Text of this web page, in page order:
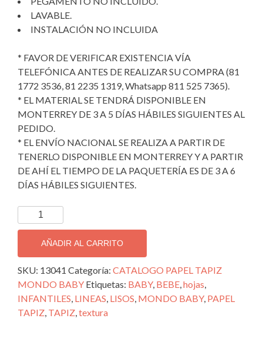
LAVABLE.
INSTALACIÓN NO INCLUIDA
* FAVOR DE VERIFICAR EXISTENCIA VÍA
TELEFÓNICA ANTES DE REALIZAR SU COMPRA (81
1772 3536, 81 2235 1319, Whatsapp 811 525 7365).
* EL MATERIAL SE TENDRÁ DISPONIBLE EN
MONTERREY DE 3 A 5 DÍAS HÁBILES SIGUIENTES AL
PEDIDO.
* EL ENVÍO NACIONAL SE REALIZA A PARTIR DE
TENERLO DISPONIBLE EN MONTERREY Y A PARTIR
DE AHÍ EL TIEMPO DE LA PAQUETERÍA ES DE 3 A 6
DÍAS HÁBILES SIGUIENTES.
TAPIZ
DECORATIVO
IMPORTADO
MONDO
BABY;
13041
cantidad
AÑADIR AL CARRITO
SKU: 13041 Categoría: CATALOGO PAPEL TAPIZ
MONDO BABY Etiquetas: BABY, BEBE,hojas,
INFANTILES, LINEAS, LISOS, MONDO BABY, PAPEL
TAPIZ, TAPIZ,textura